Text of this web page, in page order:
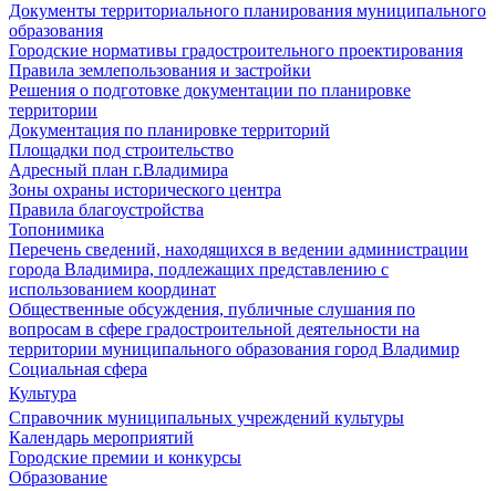
Документы территориального планирования муниципального
образования
Городские нормативы градостроительного проектирования
Правила землепользования и застройки
Решения о подготовке документации по планировке
территории
Документация по планировке территорий
Площадки под строительство
Адресный план г.Владимира
Зоны охраны исторического центра
Правила благоустройства
Топонимика
Перечень сведений, находящихся в ведении администрации
города Владимира, подлежащих представлению с
использованием координат
Общественные обсуждения, публичные слушания по
вопросам в сфере градостроительной деятельности на
территории муниципального образования город Владимир
Социальная сфера
Культура
Справочник муниципальных учреждений культуры
Календарь мероприятий
Городские премии и конкурсы
Образование